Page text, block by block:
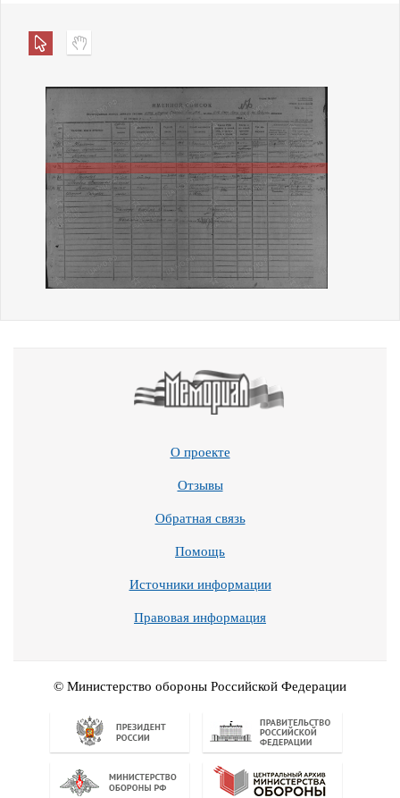
О проекте
Отзывы
Обратная связь
Помощь
Источники информации
Правовая информация
© Министерство обороны Российской Федерации